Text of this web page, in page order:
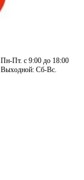
Пн-Пт. с 9:00 до 18:00
Выходной: Сб-Вс.